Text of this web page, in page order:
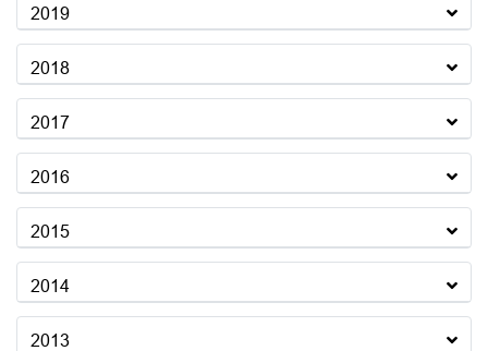
2019
2018
2017
2016
2015
2014
2013